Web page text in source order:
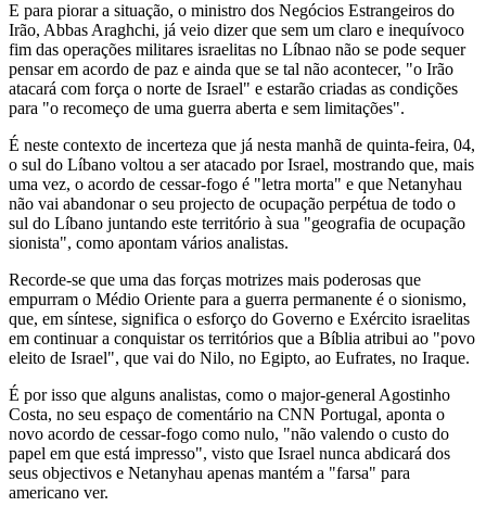
E para piorar a situação, o ministro dos Negócios Estrangeiros do
Irão, Abbas Araghchi, já veio dizer que sem um claro e inequívoco
fim das operações militares israelitas no Líbnao não se pode sequer
pensar em acordo de paz e ainda que se tal não acontecer, "o Irão
atacará com força o norte de Israel" e estarão criadas as condições
para "o recomeço de uma guerra aberta e sem limitações".
É neste contexto de incerteza que já nesta manhã de quinta-feira, 04,
o sul do Líbano voltou a ser atacado por Israel, mostrando que, mais
uma vez, o acordo de cessar-fogo é "letra morta" e que Netanyhau
não vai abandonar o seu projecto de ocupação perpétua de todo o
sul do Líbano juntando este território à sua "geografia de ocupação
sionista", como apontam vários analistas.
Recorde-se que uma das forças motrizes mais poderosas que
empurram o Médio Oriente para a guerra permanente é o sionismo,
que, em síntese, significa o esforço do Governo e Exército israelitas
em continuar a conquistar os territórios que a Bíblia atribui ao "povo
eleito de Israel", que vai do Nilo, no Egipto, ao Eufrates, no Iraque.
É por isso que alguns analistas, como o major-general Agostinho
Costa, no seu espaço de comentário na CNN Portugal, aponta o
novo acordo de cessar-fogo como nulo, "não valendo o custo do
papel em que está impresso", visto que Israel nunca abdicará dos
seus objectivos e Netanyhau apenas mantém a "farsa" para
americano ver.